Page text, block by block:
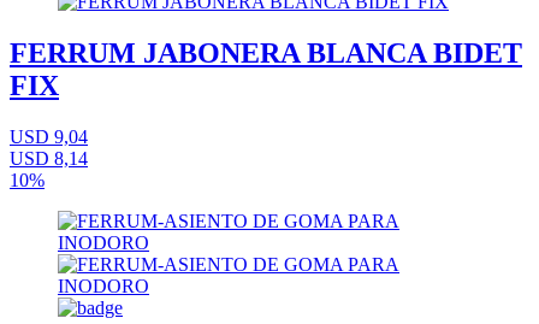
FERRUM JABONERA BLANCA BIDET
FIX
USD 9,04
USD 8,14
10%